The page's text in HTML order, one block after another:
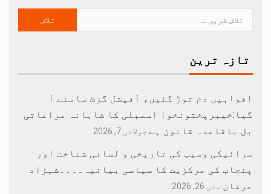
تازہ ترین
افواہیں دم توڑ گئیں، آفیشل گزٹ سامنے آ
گیا:خیبرپختونخوا اسمبلی کا شاہانہ مراعاتی
بل باقاعدہ قانون ہے جولائی 7, 2026
سرائیکی وسیب کی تاریخی و لسانی شناخت اور
پنجاب کی مرکزیت کا سیاسی بیانیہ۔۔۔۔شہزاد
عرفان مئی 26, 2026